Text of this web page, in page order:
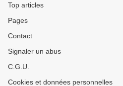
Top articles
Pages
Contact
Signaler un abus
C.G.U.
Cookies et données personnelles